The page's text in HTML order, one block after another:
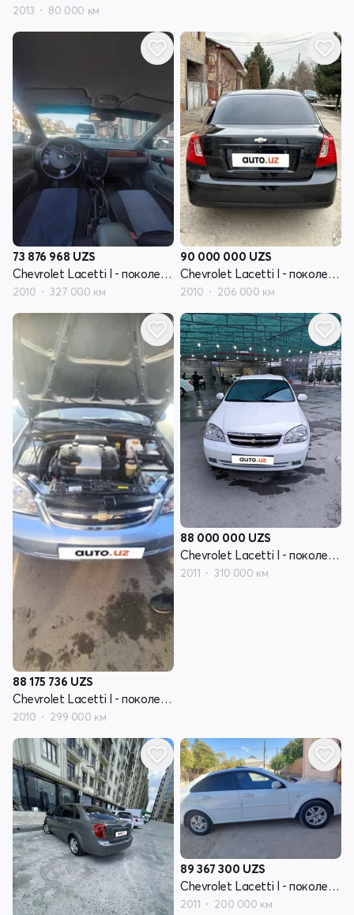
2013 80 000 км
73 876 968 UZS
Chevrolet Lacetti I - поколение
2010 327 000 км
90 000 000 UZS
Chevrolet Lacetti I - поколение
2010 206 000 км
88 175 736 UZS
Chevrolet Lacetti I - поколение
2010 299 000 км
88 000 000 UZS
Chevrolet Lacetti I - поколение
2011 310 000 км
89 367 300 UZS
Chevrolet Lacetti I - поколение
2011 200 000 км